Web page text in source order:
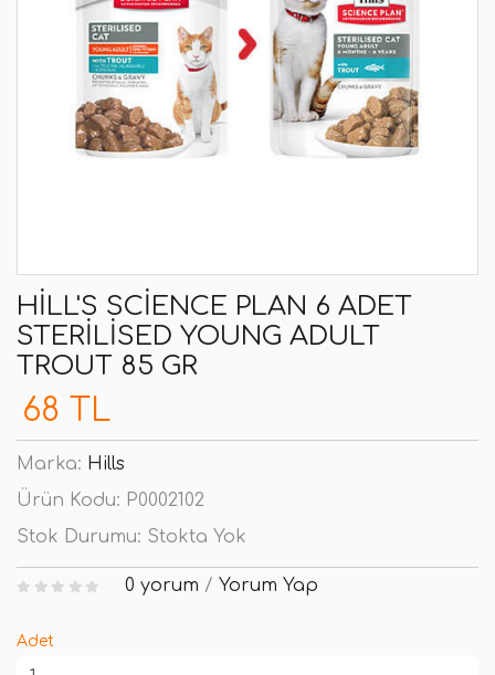
HILL'S SCIENCE PLAN 6 ADET
STERILISED YOUNG ADULT
TROUT 85 GR
68 TL
Marka: Hills
Ürün Kodu: P0002102
Stok Durumu: Stokta Yok
0 yorum / Yorum Yap
Adet